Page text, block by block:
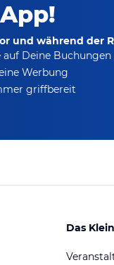
und während der
auf Deine Buchungen
Werbung
griffbereit
Das